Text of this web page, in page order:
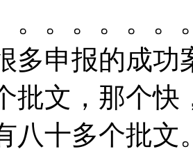
。。。。。
多申报的成功
批文，那个
八十多个批文